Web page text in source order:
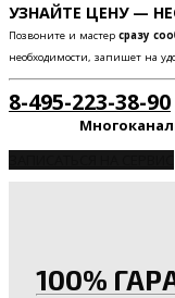
УЗНАЙТЕ ЦЕНУ —
Позвоните и мастер сразу
необходимости, запишет на
8-495-223-38-90
100%